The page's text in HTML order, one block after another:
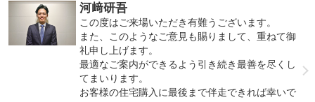
河﨑研吾
この度はご来場いただき有難うございます。
また、このようなご意見も賜りまして、重ねて御
礼申し上げます。
最適なご案内ができるよう引き続き最善を尽くし
てまいります。
お客様の住宅購入に最後まで伴走できれば幸いで